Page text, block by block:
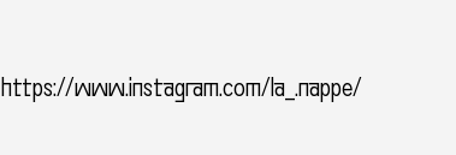
https://www.instagram.com/la_.nappe/